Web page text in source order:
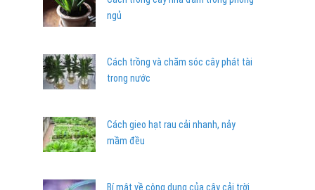
ngủ
Cách trồng và chăm sóc cây phát tài
trong nước
Cách gieo hạt rau cải nhanh, nảy
mầm đều
Bí mật về công dụng của cây cải trời